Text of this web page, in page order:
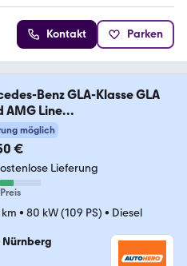
Kontakt Parken
Benz GLA-Klasse GLA
AMG Line
möglich
€
Lieferung
km • 80 kW (109 PS) • Diesel